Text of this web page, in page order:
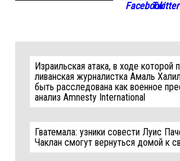
Израильская атака, в ходе которой
ливанская журналистка Амаль
быть расследована как военное
анализ Amnesty International
Гватемала: узники совести Луис
Чаклан смогут вернуться домой к